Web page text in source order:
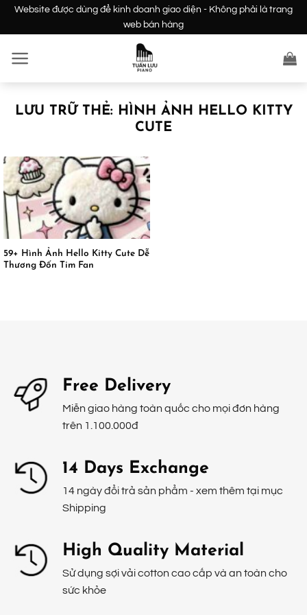
dung
Website được dùng để kinh doanh giao diện - Không phải là trang
web bán hàng
LƯU TRỮ THẺ: HÌNH ẢNH HELLO KITTY
CUTE
59+ Hình Ảnh Hello Kitty Cute Dễ
Thương Đốn Tim Fan
Free Delivery
Miễn giao hàng toàn quốc cho mọi đơn hàng
trên 1.100.000đ
14 Days Exchange
14 ngày đổi trả sản phẩm - xem thêm tại mục
Shipping
High Quality Material
Sử dụng sợi vải cotton cao cấp và an toàn cho
sức khỏe